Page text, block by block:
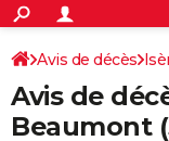
ACTUALITÉS
Politique
Société
Faits Divers
Education
Monde
Villes
+
SPORT
Coupe du monde 2026
Football
Tennis
Cyclisme
Rugby
Forum
Avis de décès
Avis de
Beaumont